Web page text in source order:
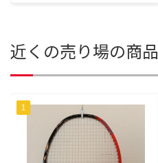
近くの売り場の商品